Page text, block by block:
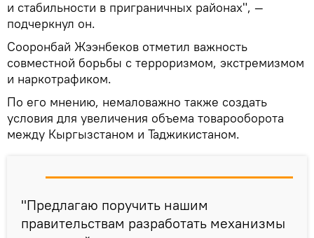
и стабильности в приграничных районах", —
подчеркнул он.
Сооронбай Жээнбеков отметил важность
совместной борьбы с терроризмом, экстремизмом
и наркотрафиком.
По его мнению, немаловажно также создать
условия для увеличения объема товарооборота
между Кыргызстаном и Таджикистаном.
"Предлагаю поручить нашим
правительствам разработать механизмы